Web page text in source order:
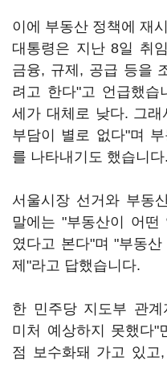
이에 부동산 정책에 재
대통령은 지난 8일 취
금융, 규제, 공급 등을
려고 한다"고 언급했
세가 대체로 낮다. 그
부담이 별로 없다"며
를 나타내기도 했습니다.
서울시장 선거와 부동
말에는 "부동산이 어
였다고 본다"며 "부동
제"라고 답했습니다.
한 민주당 지도부 관
미처 예상하지 못했다"
점 보수화돼 가고 있고